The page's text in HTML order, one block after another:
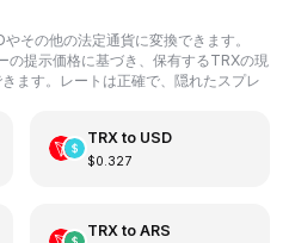
その他の法定通貨に変換できます。
提示価格に基づき、保有するTRXの現
ます。レートは正確で、隠れたスプレ
TRX to USD
$0.327
TRX to ARS